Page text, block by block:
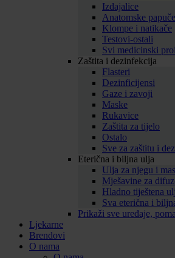
Izdajalice
Anatomske
Klompe i natikače
Testovi-ostali
Svi medicinski
Zaštita i dezinfekcija
Flasteri
Dezinficijensi
Gaze i zavoji
Maske
Rukavice
Zaštita za tijelo
Ostalo
Sve za zaštitu i
Eterična i biljna ulja
Ulja za njegu i
Mješavine za
Hladno tiještena
Sva eterična i
Prikaži sve uređaje,
Ljekarne
Brendovi
O nama